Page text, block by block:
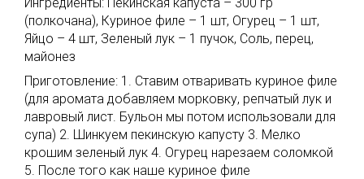
(полкочана), Куриное филе – 1 шт, Огурец – 1 шт,
Яйцо – 4 шт, Зеленый лук – 1 пучок, Соль, перец,
майонез
Приготовление: 1. Ставим отваривать куриное филе
(для аромата добавляем морковку, репчатый лук и
лавровый лист. Бульон мы потом использовали для
супа) 2. Шинкуем пекинскую капусту 3. Мелко
крошим зеленый лук 4. Огурец нарезаем соломкой
5. После того как наше куриное филе